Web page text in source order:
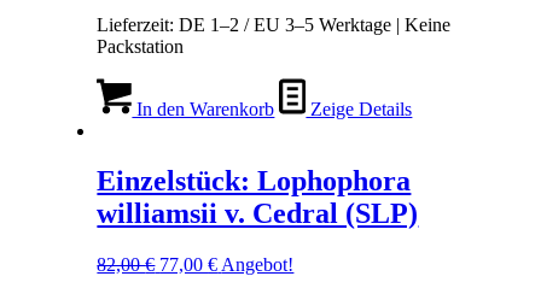
Lieferzeit:DE 1–2 / EU 3–5 Werktage | Keine
Packstation
In den Warenkorb Zeige Details
Einzelstück: Lophophora
williamsii v. Cedral (SLP)
82,00€ Ursprünglicher
77,00€Aktueller
Angebot!